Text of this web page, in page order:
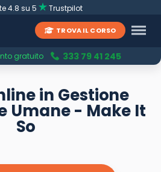
4.8 su 5 Trustpilot
TROVA IL CORSO
gratuito 333 79 41 245
in Gestione
Umane - Make It
So